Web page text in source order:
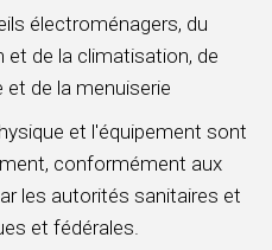
électroménagers, du
et de la climatisation, de
et de la menuiserie
et l'équipement sont
conformément aux
les autorités sanitaires et
et fédérales.